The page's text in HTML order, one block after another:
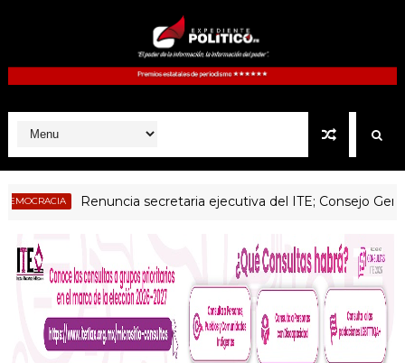
Renuncia secretaria ejecutiva del ITE; Consejo General